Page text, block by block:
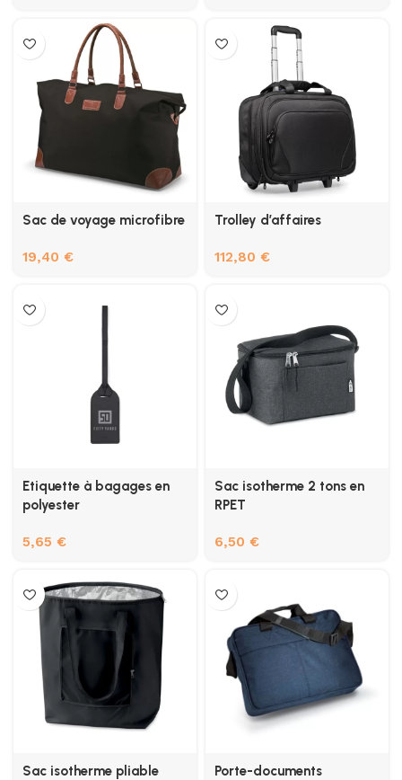
Sac de voyage microfibre
19,40 €
Trolley d’affaires
112,80 €
Etiquette à bagages en
polyester
5,65 €
Sac isotherme 2 tons en
RPET
6,50 €
Sac isotherme pliable Porte-documents